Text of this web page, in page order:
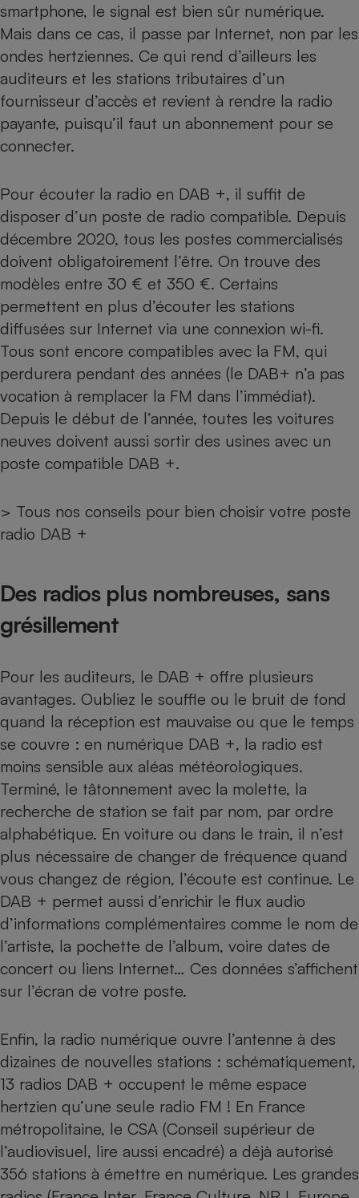
smartphone, le signal est bien sûr numérique.
Mais dans ce cas, il passe par Internet, non par les
ondes hertziennes. Ce qui rend d’ailleurs les
auditeurs et les stations tributaires d’un
fournisseur d’accès et revient à rendre la radio
payante, puisqu’il faut un abonnement pour se
connecter.
Pour écouter la radio en DAB +, il suffit de
disposer d’un poste de radio compatible. Depuis
décembre 2020, tous les postes commercialisés
doivent obligatoirement l’être. On trouve des
modèles entre 30 € et 350 €. Certains
permettent en plus d’écouter les stations
diffusées sur Internet via une connexion wi-fi.
Tous sont encore compatibles avec la FM, qui
perdurera pendant des années (le DAB+ n’a pas
vocation à remplacer la FM dans l’immédiat).
Depuis le début de l’année, toutes les voitures
neuves doivent aussi sortir des usines avec un
poste compatible DAB +.
> Tous nos conseils pour bien choisir votre poste
radio DAB +
Des radios plus nombreuses, sans
grésillement
Pour les auditeurs, le DAB + offre plusieurs
avantages. Oubliez le souffle ou le bruit de fond
quand la réception est mauvaise ou que le temps
se couvre : en numérique DAB +, la radio est
moins sensible aux aléas météorologiques.
Terminé, le tâtonnement avec la molette, la
recherche de station se fait par nom, par ordre
alphabétique. En voiture ou dans le train, il n’est
plus nécessaire de changer de fréquence quand
vous changez de région, l’écoute est continue. Le
DAB + permet aussi d’enrichir le flux audio
d’informations complémentaires comme le nom de
l’artiste, la pochette de l’album, voire dates de
concert ou liens Internet… Ces données s’affichent
sur l’écran de votre poste.
Enfin, la radio numérique ouvre l’antenne à des
dizaines de nouvelles stations : schématiquement,
13 radios DAB + occupent le même espace
hertzien qu’une seule radio FM ! En France
métropolitaine, le CSA (Conseil supérieur de
l’audiovisuel, lire aussi encadré) a déjà autorisé
356 stations à émettre en numérique. Les grandes
Robot ménager